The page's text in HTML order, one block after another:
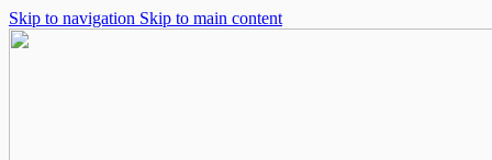
Skip to navigation Skip to main content